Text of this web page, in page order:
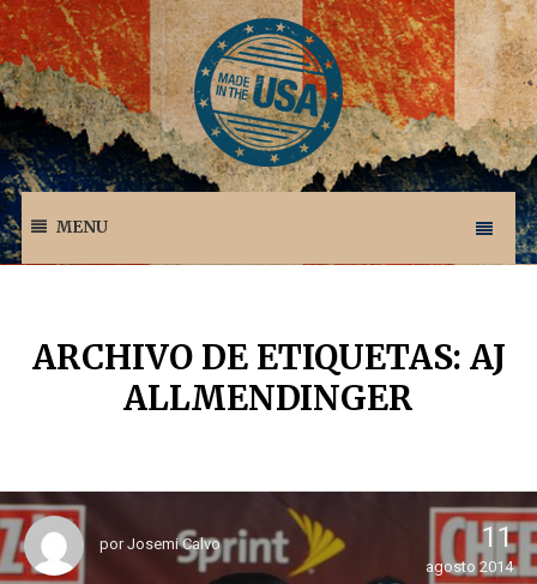
MENU
ARCHIVO DE ETIQUETAS: AJ
ALLMENDINGER
porJosemi Calvo 11
agosto 2014